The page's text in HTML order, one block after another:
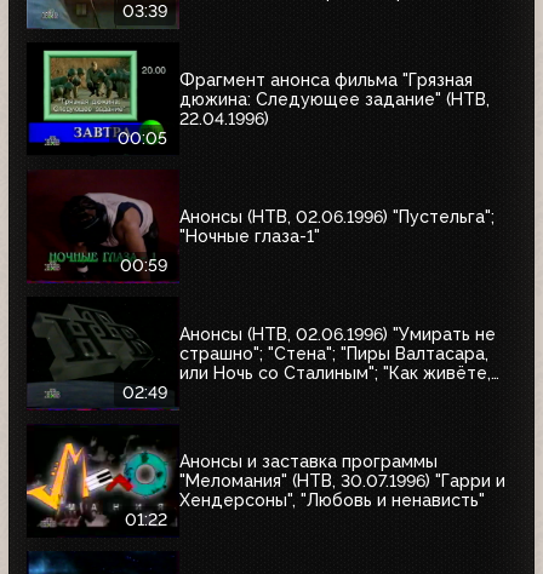
03:39
00:05
Фрагмент анонса фильма "Грязная
дюжина: Следующее задание" (НТВ,
22.04.1996)
00:59
Анонсы (НТВ, 02.06.1996) "Пустельга";
"Ночные глаза-1"
02:49
Анонсы (НТВ, 02.06.1996) "Умирать не
страшно"; "Стена"; "Пиры Валтасара,
или Ночь со Сталиным"; "Как живёте,
01:22
Анонсы и заставка программы
"Меломания" (НТВ, 30.07.1996) "Гарри и
Хендерсоны", "Любовь и ненависть"